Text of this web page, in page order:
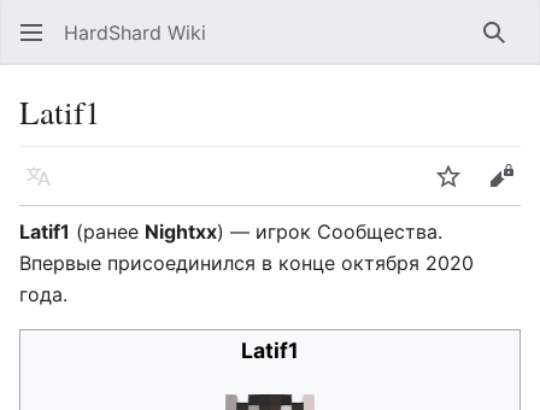
HardShard Wiki
Latif1
Язык Следить
Latif1 (ранее Nightxx) — игрок Сообщества.
Впервые присоединился в конце октября 2020
года.
Latif1